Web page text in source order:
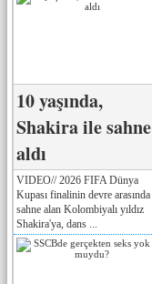
10 yaşında,
Shakira ile sahne
aldı
VIDEO// 2026 FIFA Dünya
Kupası finalinin devre arasında
sahne alan Kolombiyalı yıldız
Shakira'ya, dans ...